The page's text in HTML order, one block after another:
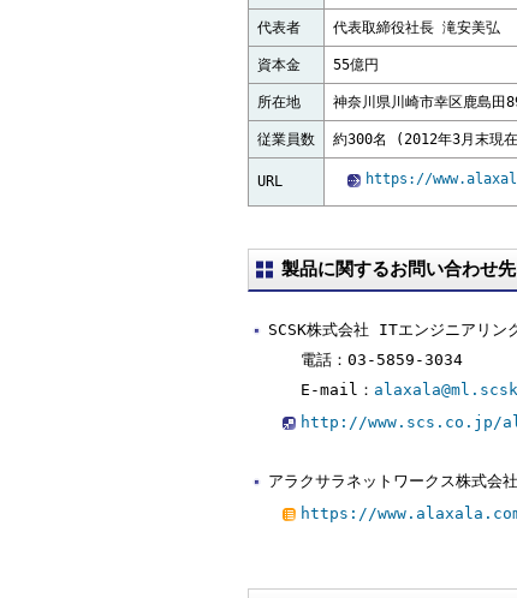
代表者 代表取締役社長 滝安美弘
資本金 55億円
所在地 神奈川県川崎市幸区鹿島田
従業員数 約300名 (2012年3月末現
URL https://
製品に関するお問い合わせ先
SCSK株式会社 ITエンジニアリン
電話：03-5859-3034
E-mail：
http://www.scs.co.jp/
アラクサラネットワークス株式会
https://